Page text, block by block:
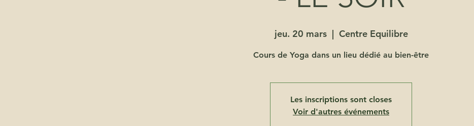
jeu. 20 mars
  |
Centre Equilibre
Cours de Yoga dans un lieu dédié au bien-être
Les inscriptions sont closes
Voir d'autres événements